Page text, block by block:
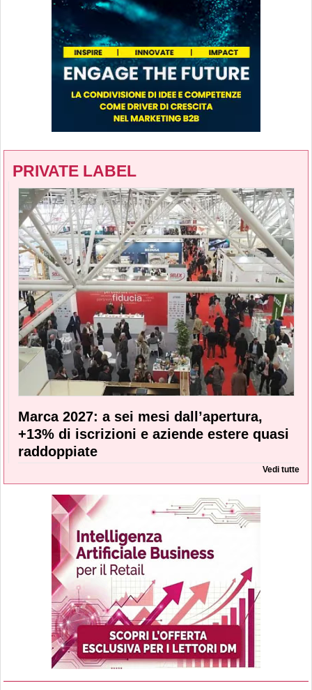
PRIVATE LABEL
Marca 2027: a sei mesi dall’apertura,
+13% di iscrizioni e aziende estere quasi
raddoppiate
Vedi tutte